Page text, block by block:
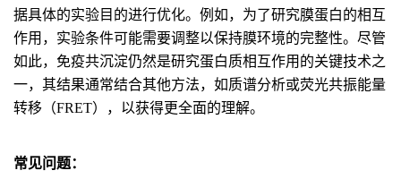
据具体的实验目的进行优化。例如，为了研究膜蛋白的相互
作用，实验条件可能需要调整以保持膜环境的完整性。尽管
如此，免疫共沉淀仍然是研究蛋白质相互作用的关键技术之
一，其结果通常结合其他方法，如质谱分析或荧光共振能量
转移（FRET），以获得更全面的理解。
常见问题：